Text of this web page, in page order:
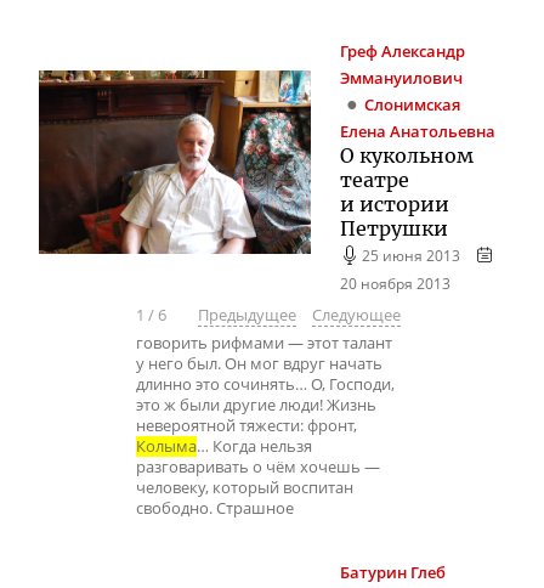
ГрефАлександр
Эммануилович
Слонимская
Елена Анатольевна
О кукольном
театре
и истории
Петрушки
25 июня 2013
20 ноября 2013
1 / 6 Предыдущее
Следующее
говорить рифмами — этот талант
у него был. Он мог вдруг начать
длинно это сочинять… О, Господи,
это ж были другие люди! Жизнь
невероятной тяжести: фронт,
Колыма… Когда нельзя
разговаривать о чём хочешь —
человеку, который воспитан
свободно. Страшное
Батурин Глеб